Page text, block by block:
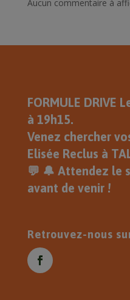
Aucun commentaire à
FORMULE DRIVE
à 19h15.
Venez chercher
Elisée Reclus à
💬 🔔 Attendez le
avant de venir !
Retrouvez-nous